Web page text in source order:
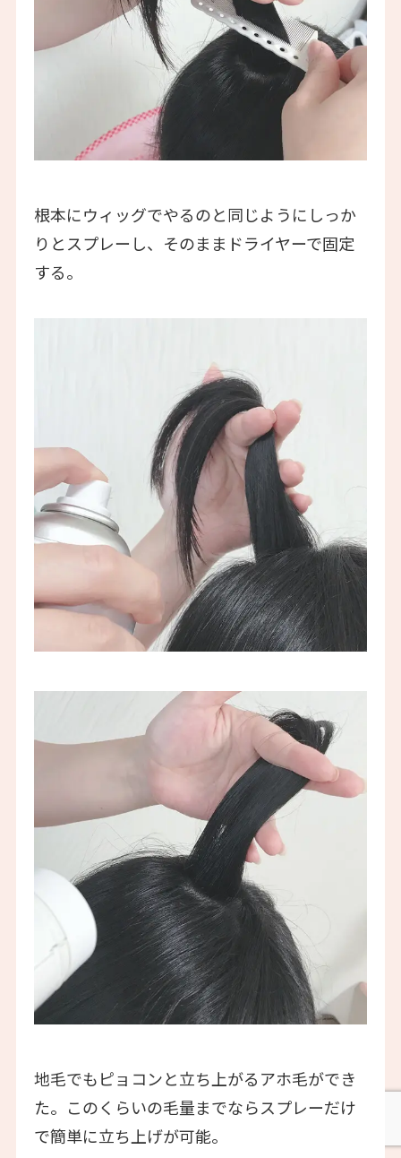
根本にウィッグでやるのと同じようにしっか
りとスプレーし、そのままドライヤーで固定
する。
地毛でもピョコンと立ち上がるアホ毛ができ
た。このくらいの毛量までならスプレーだけ
で簡単に立ち上げが可能。